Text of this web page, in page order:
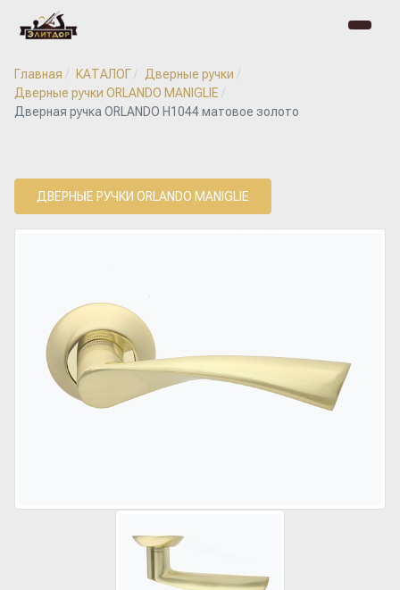
Главная КАТАЛОГ
Дверные ручки
Дверные ручки ORLANDO MANIGLIE
Дверная ручка ORLANDO H1044 матовое золото
ДВЕРНЫЕ РУЧКИ ORLANDO MANIGLIE